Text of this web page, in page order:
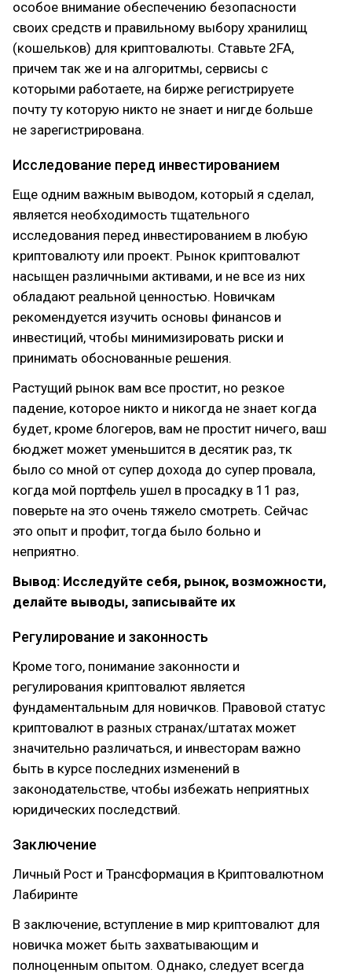
особое внимание обеспечению безопасности
своих средств и правильному выбору хранилищ
(кошельков) для криптовалюты. Ставьте 2FA,
причем так же и на алгоритмы, сервисы с
которыми работаете, на бирже регистрируете
почту ту которую никто не знает и нигде больше
не зарегистрирована.
Исследование перед инвестированием
Еще одним важным выводом, который я сделал,
является необходимость тщательного
исследования перед инвестированием в любую
криптовалюту или проект. Рынок криптовалют
насыщен различными активами, и не все из них
обладают реальной ценностью. Новичкам
рекомендуется изучить основы финансов и
инвестиций, чтобы минимизировать риски и
принимать обоснованные решения.
Растущий рынок вам все простит, но резкое
падение, которое никто и никогда не знает когда
будет, кроме блогеров, вам не простит ничего, ваш
бюджет может уменьшится в десятик раз, тк
было со мной от супер дохода до супер провала,
когда мой портфель ушел в просадку в 11 раз,
поверьте на это очень тяжело смотреть. Сейчас
это опыт и профит, тогда было больно и
неприятно.
Вывод: Исследуйте себя, рынок, возможности,
делайте выводы, записывайте их
Регулирование и законность
Кроме того, понимание законности и
регулирования криптовалют является
фундаментальным для новичков. Правовой статус
криптовалют в разных странах/штатах может
значительно различаться, и инвесторам важно
быть в курсе последних изменений в
законодательстве, чтобы избежать неприятных
юридических последствий.
Заключение
Личный Рост и Трансформация в Криптовалютном
Лабиринте
В заключение, вступление в мир криптовалют для
новичка может быть захватывающим и
полноценным опытом. Однако, следует всегда